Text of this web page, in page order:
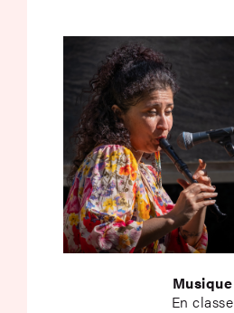
Musique
En classe